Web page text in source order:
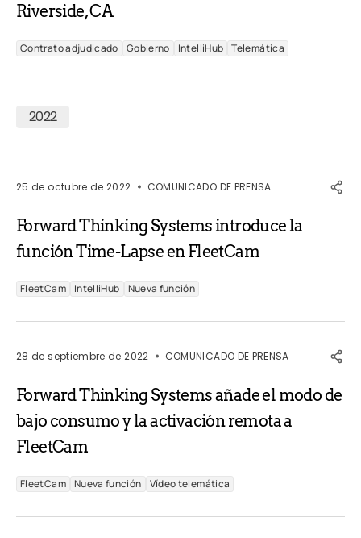
Riverside, CA
Contrato adjudicado Gobierno IntelliHub Telemática
2022
25 de octubre de 2022 COMUNICADO DE PRENSA
Forward Thinking Systems introduce la
función Time-Lapse en FleetCam
FleetCam IntelliHub Nueva función
28 de septiembre de 2022 COMUNICADO DE PRENSA
Forward Thinking Systems añade el modo de
bajo consumo y la activación remota a
FleetCam
FleetCam Nueva función Vídeo telemática